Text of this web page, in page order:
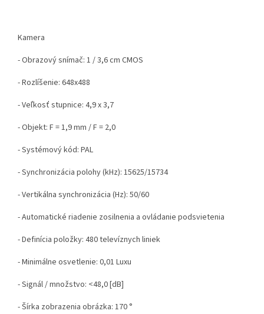
Kamera
- Obrazový snímač: 1 / 3,6 cm CMOS
- Rozlíšenie: 648x488
- Veľkosť stupnice: 4,9 x 3,7
- Objekt: F = 1,9 mm / F = 2,0
- Systémový kód: PAL
- Synchronizácia polohy (kHz): 15625/15734
- Vertikálna synchronizácia (Hz): 50/60
- Automatické riadenie zosilnenia a ovládanie podsvietenia
- Definícia položky: 480 televíznych liniek
- Minimálne osvetlenie: 0,01 Luxu
- Signál / množstvo: <48,0 [dB]
- Šírka zobrazenia obrázka: 170 °